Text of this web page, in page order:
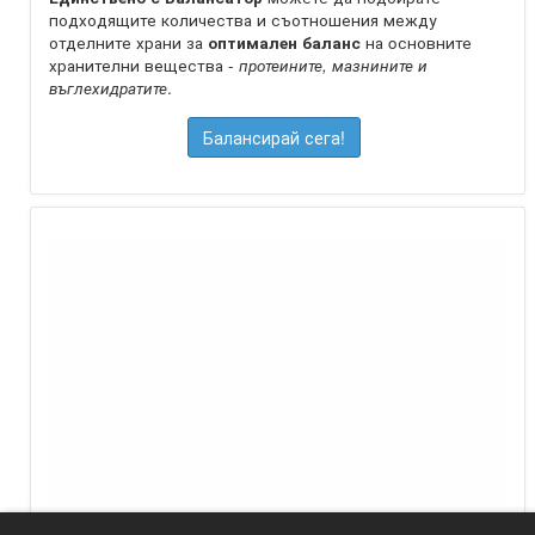
подходящите количества и съотношения между
отделните храни за оптимален баланс на oсновните
хранителни вещества - протеините, мазнините и
въглехидратите.
Балансирай сега!